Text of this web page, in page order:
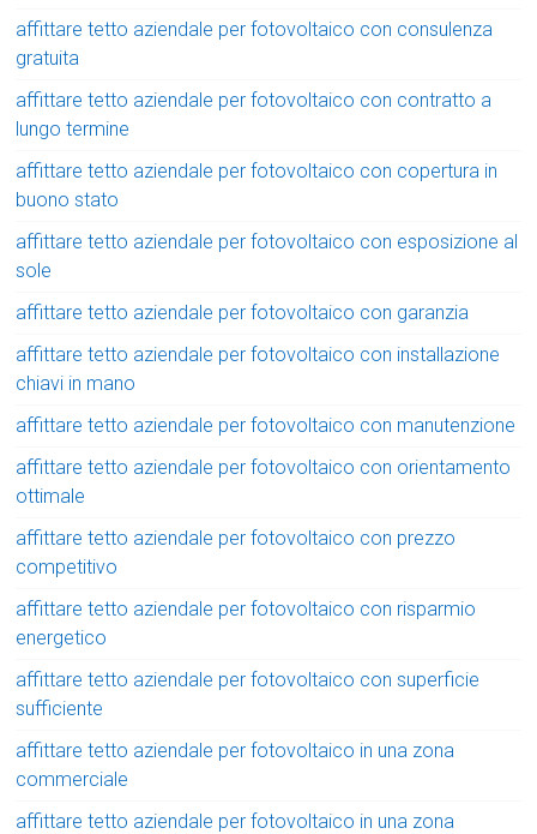
affittare tetto aziendale per fotovoltaico con consulenza
gratuita
affittare tetto aziendale per fotovoltaico con contratto a
lungo termine
affittare tetto aziendale per fotovoltaico con copertura in
buono stato
affittare tetto aziendale per fotovoltaico con esposizione al
sole
affittare tetto aziendale per fotovoltaico con garanzia
affittare tetto aziendale per fotovoltaico con installazione
chiavi in mano
affittare tetto aziendale per fotovoltaico con manutenzione
affittare tetto aziendale per fotovoltaico con orientamento
ottimale
affittare tetto aziendale per fotovoltaico con prezzo
competitivo
affittare tetto aziendale per fotovoltaico con risparmio
energetico
affittare tetto aziendale per fotovoltaico con superficie
sufficiente
affittare tetto aziendale per fotovoltaico in una zona
commerciale
affittare tetto aziendale per fotovoltaico in una zona